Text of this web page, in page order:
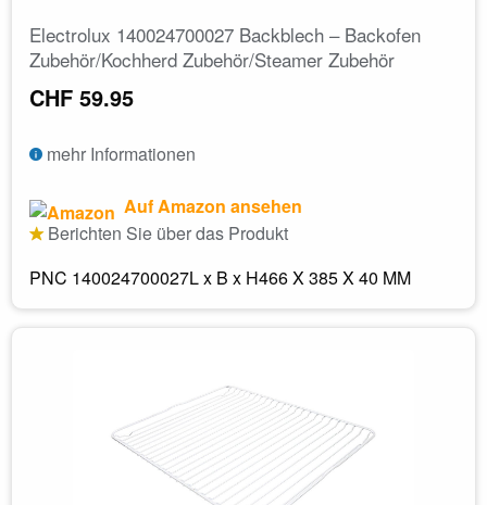
Electrolux 140024700027 Backblech – Backofen
Zubehör/Kochherd Zubehör/Steamer Zubehör
CHF 59.95
mehr Informationen
Auf Amazon ansehen
Berichten Sie über das Produkt
PNC 140024700027L x B x H466 X 385 X 40 MM